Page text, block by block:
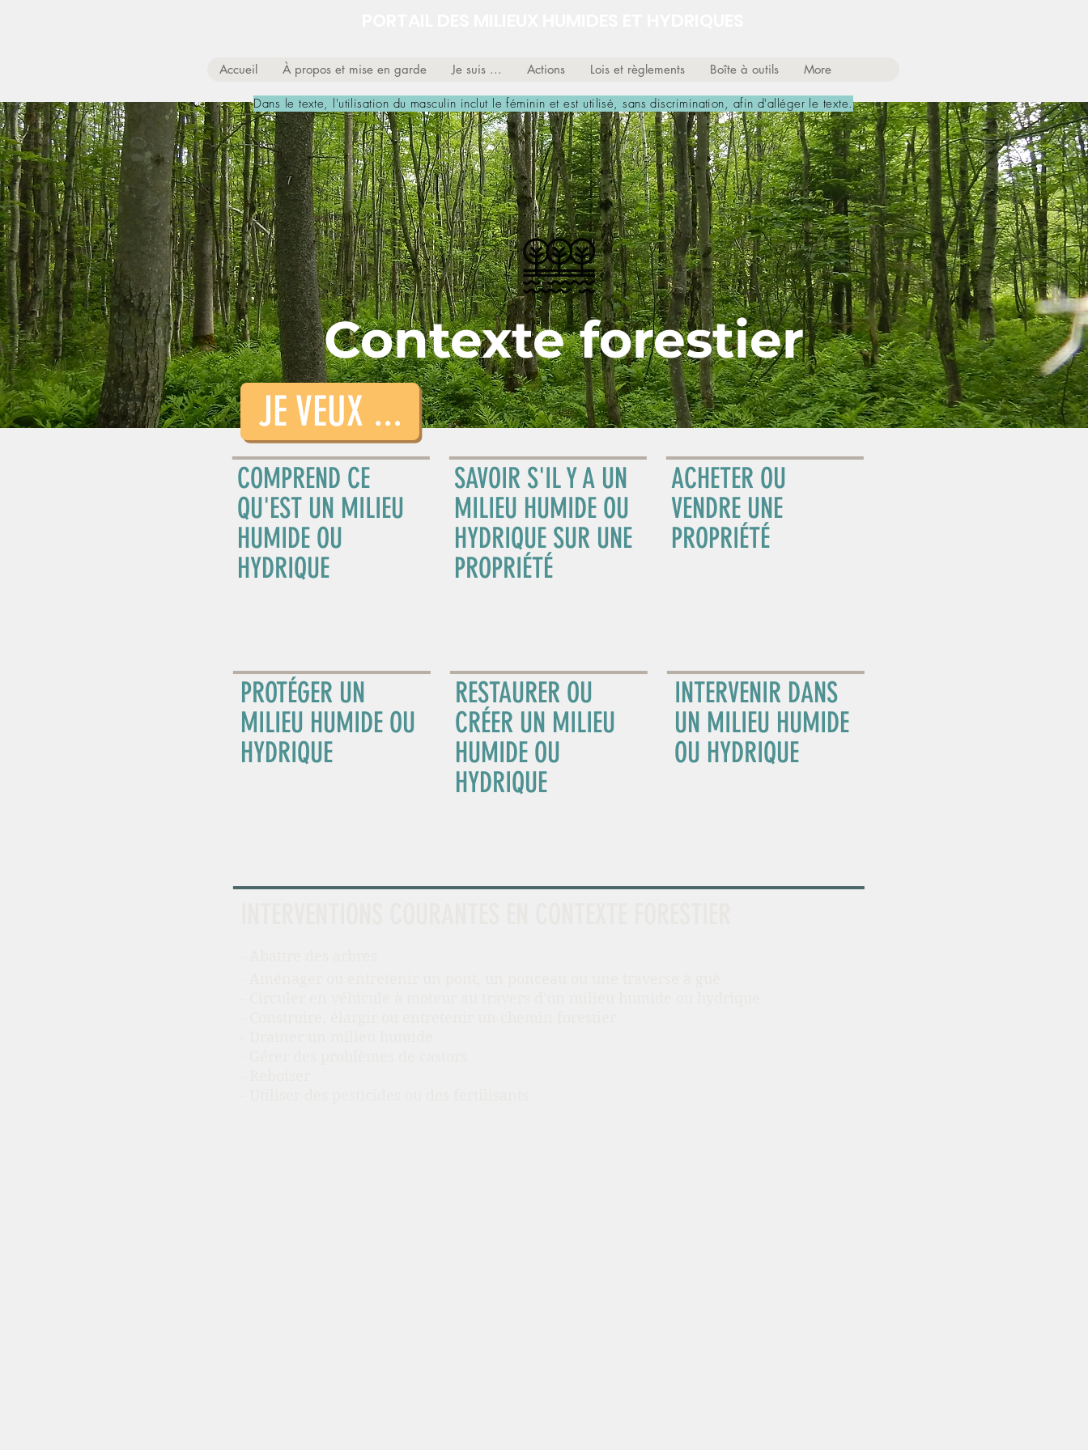
Accueil À propos et mise en garde Je suis ... Actions Lois et règlements Boîte à outils More
SAVOIR S'IL Y A UN
MILIEU HUMIDE OU
HYDRIQUE SUR UNE
PROPRIÉTÉ
ACHETER OU
VENDRE UNE
PROPRIÉTÉ
RESTAURER OU
CRÉER UN MILIEU
HUMIDE OU
HYDRIQUE
INTERVENIR DANS
UN MILIEU HUMIDE
OU HYDRIQUE
Contexte forestier
COMPREND CE
QU'EST UN MILIEU
HUMIDE OU
HYDRIQUE
PROTÉGER UN
MILIEU HUMIDE OU
HYDRIQUE
JE VEUX ...
Dans le texte, l'utilisation du masculin inclut le féminin et est utilisé, sans discrimination, afin d'alléger le texte.